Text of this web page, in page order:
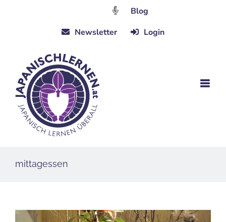
Blog
Newsletter
Login
mittagessen